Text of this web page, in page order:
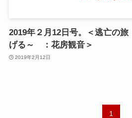
2019年２月12日号。＜逃亡の
げる～ ：花房観音＞
2019年2月12日
1